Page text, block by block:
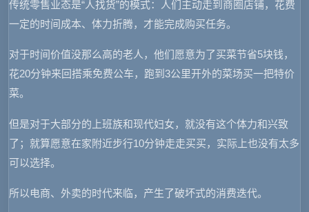
传统零售业态是“人找货”的模式：人们主动走到商圈店铺，花费
一定的时间成本、体力折腾，才能完成购买任务。
对于时间价值没那么高的老人，他们愿意为了买菜节省5块钱，
花20分钟来回搭乘免费公车，跑到3公里开外的菜场买一把特价
菜。
但是对于大部分的上班族和现代妇女，就没有这个体力和兴致
了；就算愿意在家附近步行10分钟走走买买，实际上也没有太多
可以选择。
所以电商、外卖的时代来临，产生了破坏式的消费迭代。